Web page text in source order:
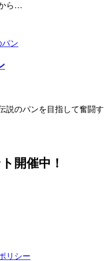
ら…
説のパンを目指して奮闘す
開催中！
リシー